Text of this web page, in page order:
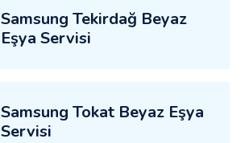
Samsung Tekirdağ Beyaz
Eşya Servisi
Samsung Tokat Beyaz Eşya
Servisi